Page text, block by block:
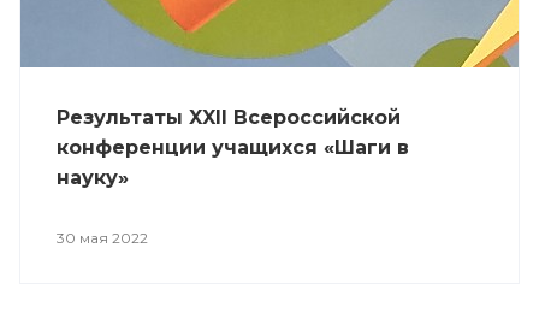
Результаты XXII Всероссийской
конференции учащихся «Шаги в
науку»
30 мая 2022